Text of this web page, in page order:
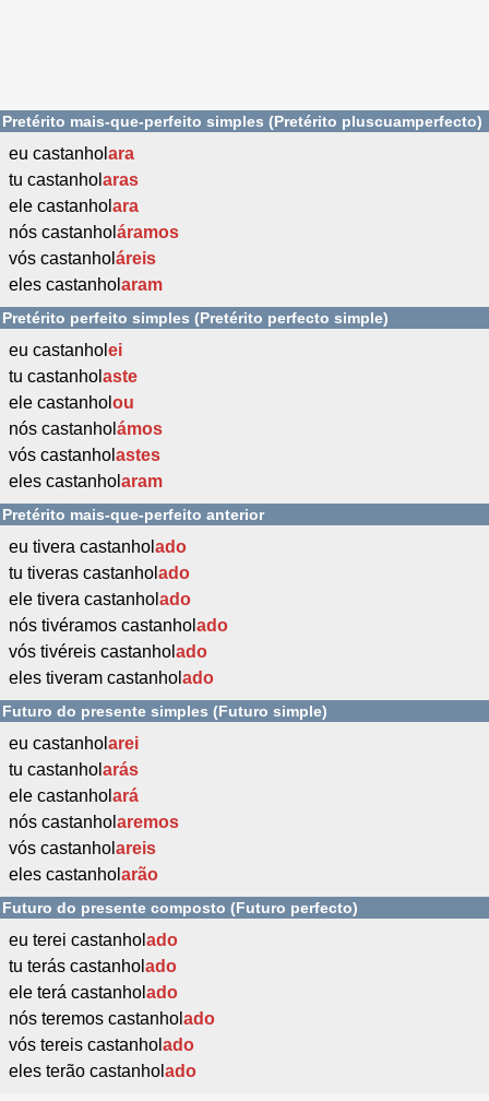
Pretérito mais-que-perfeito simples (Pretérito pluscuamperfecto)
eu castanhol ara
tu castanhol aras
ele castanhol ara
nós castanhol áramos
vós castanhol áreis
eles castanhol aram
Pretérito perfeito simples (Pretérito perfecto simple)
eu castanhol ei
tu castanhol aste
ele castanhol ou
nós castanhol ámos
vós castanhol astes
eles castanhol aram
Pretérito mais-que-perfeito anterior
eu tivera castanhol ado
tu tiveras castanhol ado
ele tivera castanhol ado
nós tivéramos castanhol ado
vós tivéreis castanhol ado
eles tiveram castanhol ado
Futuro do presente simples (Futuro simple)
eu castanhol arei
tu castanhol arás
ele castanhol ará
nós castanhol aremos
vós castanhol areis
eles castanhol arão
Futuro do presente composto (Futuro perfecto)
eu terei castanhol ado
tu terás castanhol ado
ele terá castanhol ado
nós teremos castanhol ado
vós tereis castanhol ado
eles terão castanhol ado